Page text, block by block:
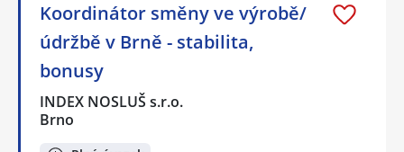
Koordinátor směny ve výrobě/
údržbě v Brně - stabilita,
bonusy
INDEX NOSLUŠ s.r.o.
Brno